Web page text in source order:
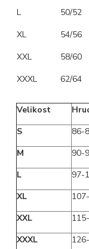
L
50/52
XL
54/56
XXL
58/60
XXXL
62/64
Velikost
S
86-
M
90-
L
97-
XL
XXL
XXXL